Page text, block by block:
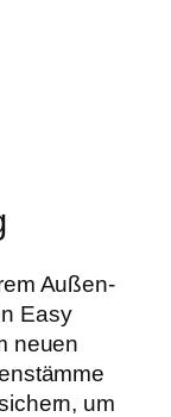
Außen-
Easy
neuen
um